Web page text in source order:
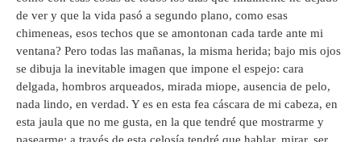
de ver y que la vida pasó a segundo plano, como esas
chimeneas, esos techos que se amontonan cada tarde ante mi
ventana? Pero todas las mañanas, la misma herida; bajo mis ojos
se dibuja la inevitable imagen que impone el espejo: cara
delgada, hombros arqueados, mirada miope, ausencia de pelo,
nada lindo, en verdad. Y es en esta fea cáscara de mi cabeza, en
esta jaula que no me gusta, en la que tendré que mostrarme y